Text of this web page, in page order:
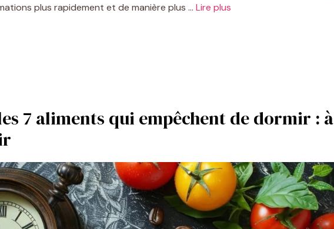
plus rapidement et de manière plus … Lire plus
7 aliments qui empêchent de dormir : à